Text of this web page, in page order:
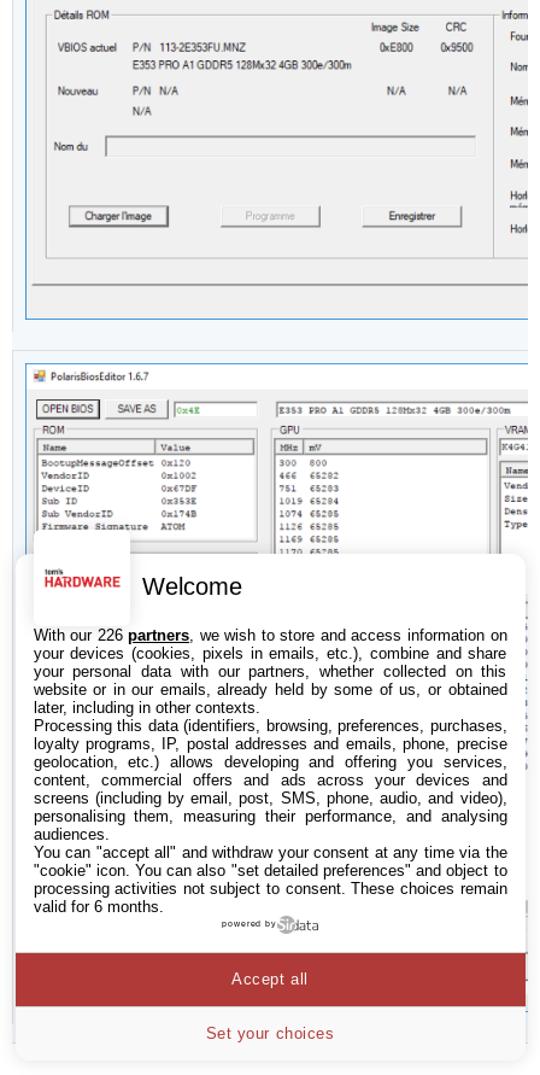
Welcome
With our 226partners , we wish to store and access information on
your devices (cookies, pixels in emails, etc.), combine and share
your personal data with our partners, whether collected on this
website or in our emails, already held by some of us, or obtained
later, including in other contexts.
Processing this data (identifiers, browsing, preferences, purchases,
loyalty programs, IP, postal addresses and emails, phone, precise
geolocation, etc.) allows developing and offering you services,
content, commercial offers and ads across your devices and
screens (including by email, post, SMS, phone, audio, and video),
personalising them, measuring their performance, and analysing
audiences.
You can "accept all" and withdraw your consent at any time via the
"cookie" icon. You can also "set detailed preferences" and object to
processing activities not subject to consent. These choices remain
valid for 6 months.
powered by
Set your choices
Accept all